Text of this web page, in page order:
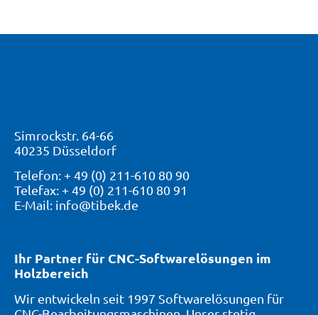
Ihr Partner für CNC-Softwarelösungen im
Holzbereich
Wir entwickeln seit 1997 Softwarelösungen für
Simrockstr. 64-66
40235 Düsseldorf
Telefon: + 49 (0) 211-610 80 90
Telefax: + 49 (0) 211-610 80 91
E-Mail: info@tibek.de